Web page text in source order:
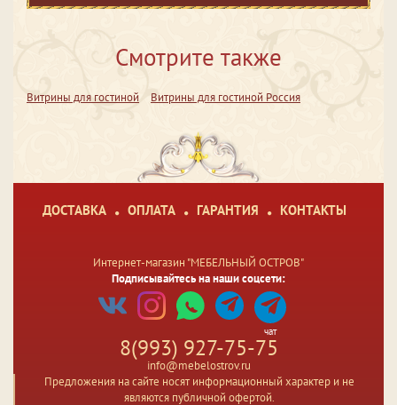
Смотрите также
Витрины для гостиной Витрины для гостиной Россия
ДОСТАВКА ОПЛАТА ГАРАНТИЯ КОНТАКТЫ
Интернет-магазин "МЕБЕЛЬНЫЙ ОСТРОВ"
Подписывайтесь на наши соцсети:
чат
8(993) 927-75-75
info@mebelostrov.ru
Предложения на сайте носят информационный характер и не
являются публичной офертой.